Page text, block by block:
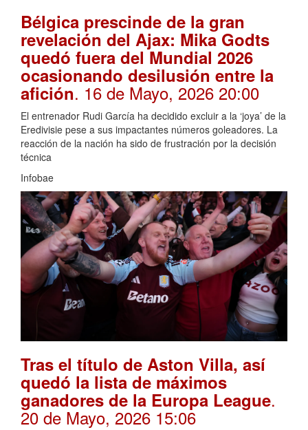
Bélgica prescinde de la gran
revelación del Ajax: Mika Godts
quedó fuera del Mundial 2026
ocasionando desilusión entre la
afición. 16 de Mayo, 2026 20:00
El entrenador Rudi García ha decidido excluir a la ‘joya’ de la
Eredivisie pese a sus impactantes números goleadores. La
reacción de la nación ha sido de frustración por la decisión
técnica
Infobae
Tras el título de Aston Villa, así
quedó la lista de máximos
ganadores de la Europa League.
20 de Mayo, 2026 15:06